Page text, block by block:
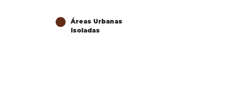
Áreas Urbanas
Isoladas